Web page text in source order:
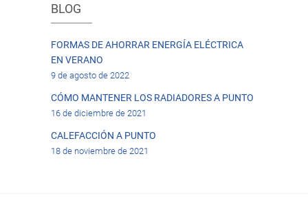
BLOG
FORMAS DE AHORRAR ENERGÍA ELÉCTRICA
EN VERANO
9 de agosto de 2022
CÓMO MANTENER LOS RADIADORES A PUNTO
16 de diciembre de 2021
CALEFACCIÓN A PUNTO
18 de noviembre de 2021